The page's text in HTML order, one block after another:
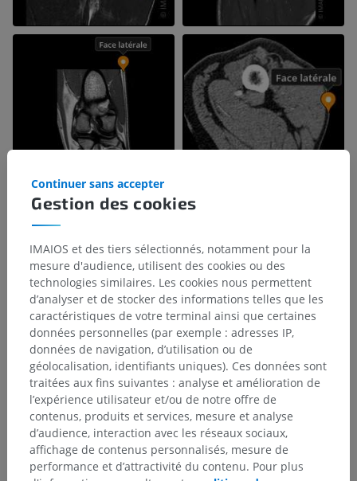
Gestion des cookies
Continuer sans accepter
IMAIOS et des tiers sélectionnés, notamment pour la
mesure d'audience, utilisent des cookies ou des
technologies similaires. Les cookies nous permettent
d’analyser et de stocker des informations telles que les
caractéristiques de votre terminal ainsi que certaines
données personnelles (par exemple : adresses IP,
données de navigation, d’utilisation ou de
géolocalisation, identifiants uniques). Ces données sont
traitées aux fins suivantes : analyse et amélioration de
l’expérience utilisateur et/ou de notre offre de
contenus, produits et services, mesure et analyse
d’audience, interaction avec les réseaux sociaux,
affichage de contenus personnalisés, mesure de
performance et d’attractivité du contenu. Pour plus